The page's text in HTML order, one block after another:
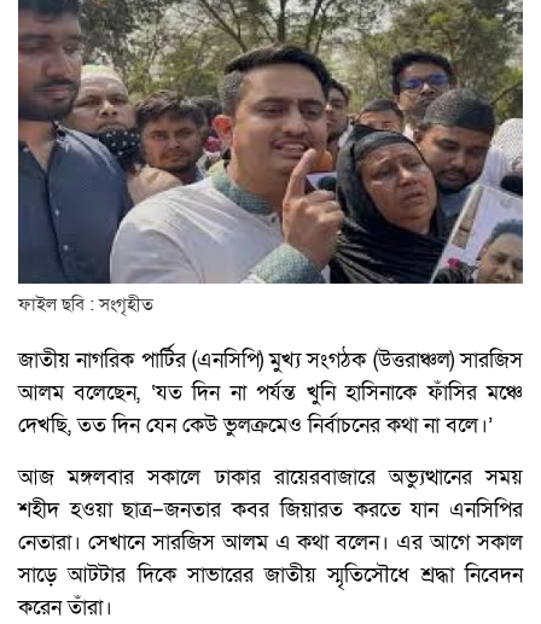
ফাইল ছবি : সংগৃহীত
জাতীয় নাগরিক পার্টির (এনসিপি) মুখ্য সংগঠক (উত্তরাঞ্চল) সারজিস
আলম বলেছেন, ‘যত দিন না পর্যন্ত খুনি হাসিনাকে ফাঁসির মঞ্চে
দেখছি, তত দিন যেন কেউ ভুলক্রমেও নির্বাচনের কথা না বলে।’
আজ মঙ্গলবার সকালে ঢাকার রায়েরবাজারে অভ্যুত্থানের সময়
শহীদ হওয়া ছাত্র–জনতার কবর জিয়ারত করতে যান এনসিপির
নেতারা। সেখানে সারজিস আলম এ কথা বলেন। এর আগে সকাল
সাড়ে আটটার দিকে সাভারের জাতীয় স্মৃতিসৌধে শ্রদ্ধা নিবেদন
করেন তাঁরা।